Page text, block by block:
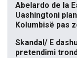
Abelardo de la
Uashingtoni
Kolumbisë pas
Skandal/ E
pretendimi